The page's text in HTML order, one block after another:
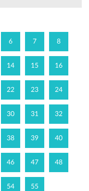
6 7 8
14 15 16
22 23 24
30 31 32
38 39 40
46 47 48
54 55